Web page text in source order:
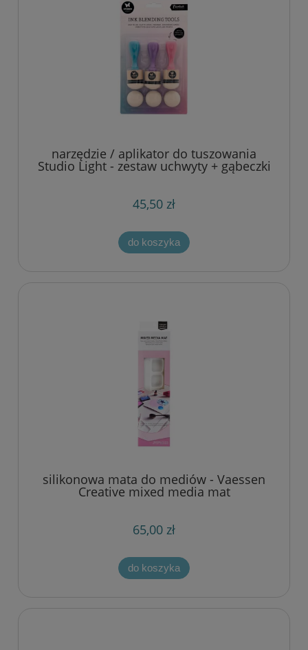
narzędzie / aplikator do tuszowania
Studio Light - zestaw uchwyty + gąbeczki
45,50 zł
do koszyka
silikonowa mata do mediów - Vaessen
Creative mixed media mat
65,00 zł
do koszyka